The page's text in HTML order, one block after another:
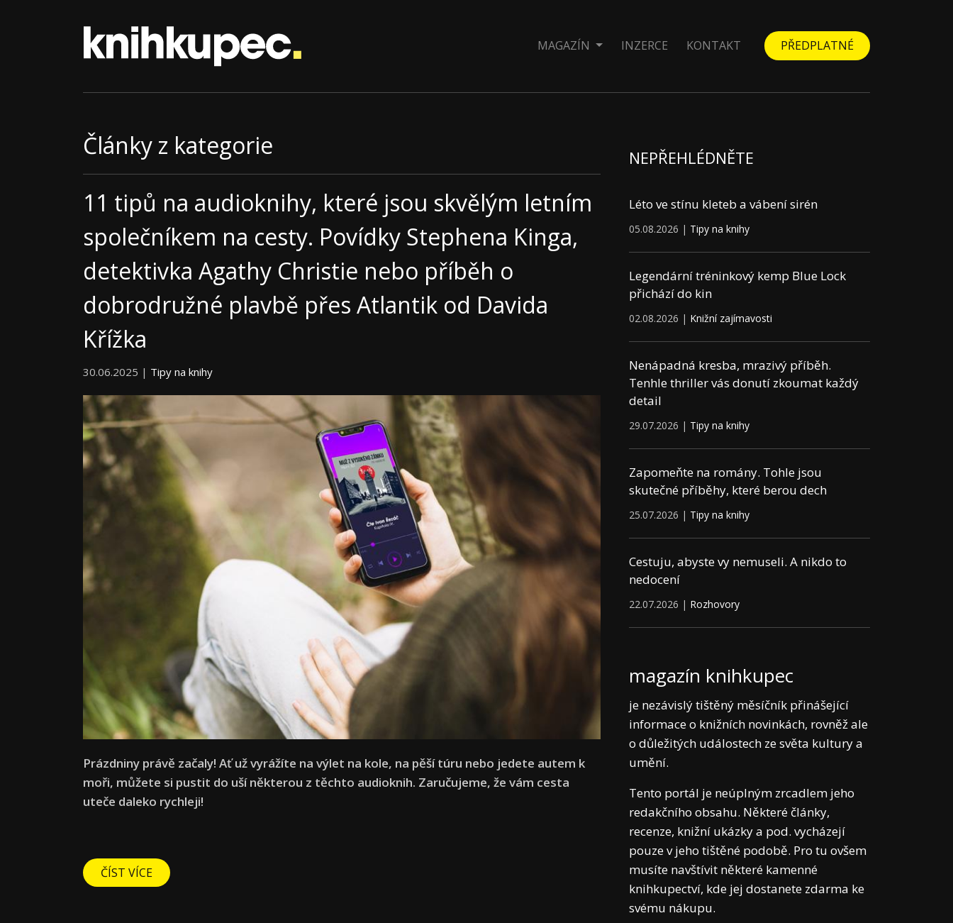
MAGAZÍN INZERCE KONTAKT PŘEDPLATNÉ
Články z kategorie
11 tipů na audioknihy, které jsou skvělým letním
společníkem na cesty. Povídky Stephena Kinga,
detektivka Agathy Christie nebo příběh o
dobrodružné plavbě přes Atlantik od Davida
Křížka
30.06.2025 | Tipy na knihy
Prázdniny právě začaly! Ať už vyrážíte na výlet na kole, na pěší túru nebo jedete autem k
moři, můžete si pustit do uší některou z těchto audioknih. Zaručujeme, že vám cesta
uteče daleko rychleji!
ČÍST VÍCE
NEPŘEHLÉDNĚTE
Léto ve stínu kleteb a vábení sirén
05.08.2026 | Tipy na knihy
Legendární tréninkový kemp Blue Lock
přichází do kin
02.08.2026 | Knižní zajímavosti
Nenápadná kresba, mrazivý příběh.
Tenhle thriller vás donutí zkoumat každý
detail
29.07.2026 | Tipy na knihy
Zapomeňte na romány. Tohle jsou
skutečné příběhy, které berou dech
25.07.2026 | Tipy na knihy
Cestuju, abyste vy nemuseli. A nikdo to
nedocení
22.07.2026 | Rozhovory
magazín knihkupec
je nezávislý tištěný měsíčník přinášející
informace o knižních novinkách, rovněž ale
o důležitých událostech ze světa kultury a
umění.
Tento portál je neúplným zrcadlem jeho
redakčního obsahu. Některé články,
recenze, knižní ukázky a pod. vycházejí
pouze v jeho tištěné podobě. Pro tu ovšem
musíte navštívit některé kamenné
knihkupectví, kde jej dostanete zdarma ke
svému nákupu.